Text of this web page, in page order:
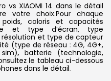
vs XIAOMI 14 dans le détail
votre choix.Pour chaque
coloris et capacités
et type d’écran, type
résolution et type de capteur
(type de réseau : 4G, 4G+,
batterie (technologie,
le tableau ci-dessous
dans le détail.